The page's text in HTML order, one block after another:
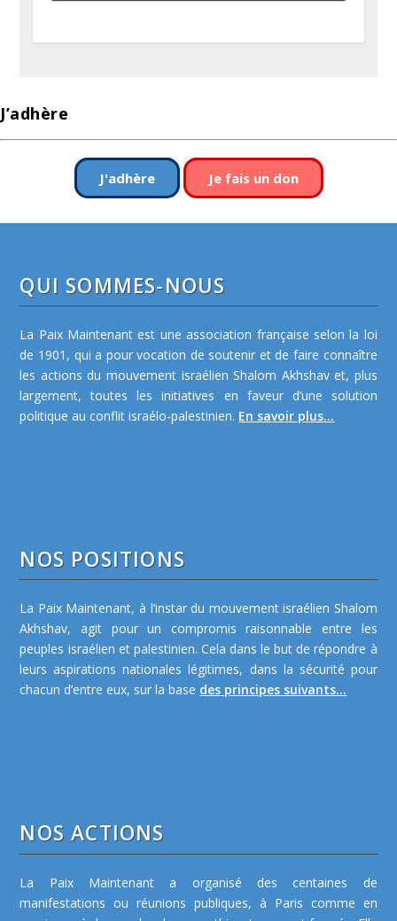
J’adhère
J'adhère Je fais un don
QUI SOMMES-NOUS
La Paix Maintenant est une association française selon la loi
de 1901, qui a pour vocation de soutenir et de faire connaître
les actions du mouvement israélien Shalom Akhshav et, plus
largement, toutes les initiatives en faveur d’une solution
politique au conflit israélo-palestinien. En savoir plus...
NOS POSITIONS
La Paix Maintenant, à l’instar du mouvement israélien Shalom
Akhshav, agit pour un compromis raisonnable entre les
peuples israélien et palestinien. Cela dans le but de répondre à
leurs aspirations nationales légitimes, dans la sécurité pour
chacun d’entre eux, sur la base des principes suivants...
NOS ACTIONS
La Paix Maintenant a organisé des centaines de
manifestations ou réunions publiques, à Paris comme en